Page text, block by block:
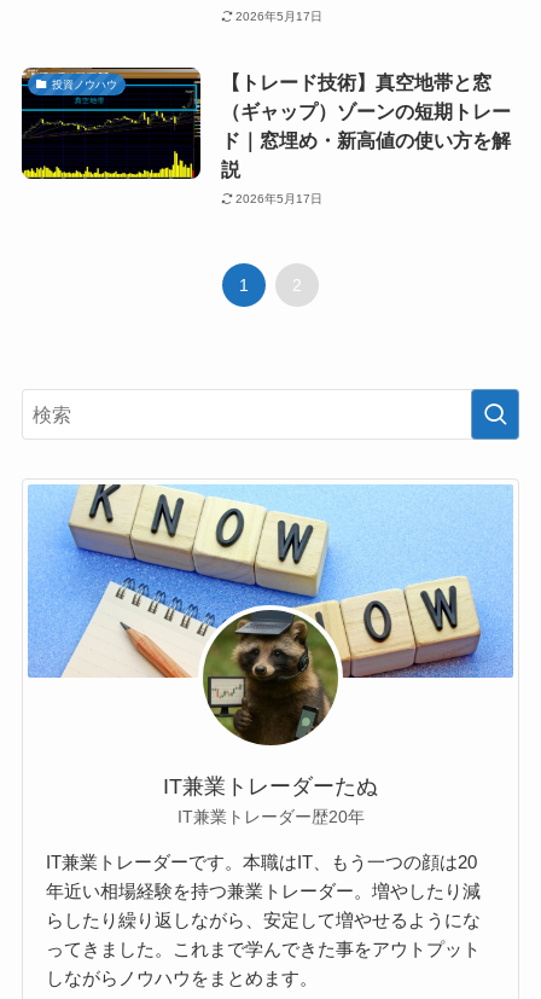
2026年5月17日
投資ノウハウ
【トレード技術】真空地帯と窓
（ギャップ）ゾーンの短期トレー
ド｜窓埋め・新高値の使い方を解
説
2026年5月17日
1 2
IT兼業トレーダーたぬ
IT兼業トレーダー歴20年
IT兼業トレーダーです。本職はIT、もう一つの顔は20
年近い相場経験を持つ兼業トレーダー。増やしたり減
らしたり繰り返しながら、安定して増やせるようにな
ってきました。これまで学んできた事をアウトプット
しながらノウハウをまとめます。